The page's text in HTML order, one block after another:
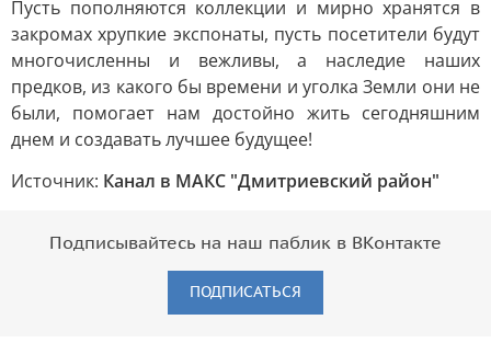
Пусть пополняются коллекции и мирно хранятся в
закромах хрупкие экспонаты, пусть посетители будут
многочисленны и вежливы, а наследие наших
предков, из какого бы времени и уголка Земли они не
были, помогает нам достойно жить сегодняшним
днем и создавать лучшее будущее!
Источник: Канал в МАКС "Дмитриевский район"
Подписывайтесь на наш паблик в ВКонтакте
ПОДПИСАТЬСЯ